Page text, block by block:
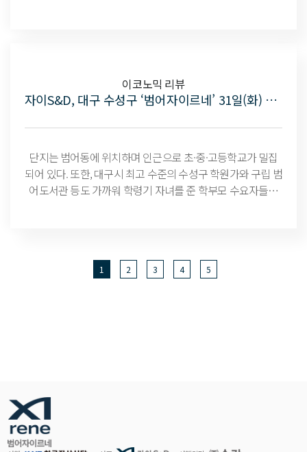
이코노믹 리뷰
자이S&D, 대구 수성구 ‘범어자이르네’ 31일(화) 1순위 청약
단지는 범어동에 위치하며 인근으로 초·중·고등학교가 밀집
되어 있다. 또한, 대구시 최고 수준의 수성구 학원가와 구립 범
어도서관 등도 가까워 학령기 자녀를 준 학부모 수요자들의
역 및 광역 이동이 용이하다. 아울러 대구 지하철 4호선(엑스
코선)이 예정되어 있으며, 지난 2월 국토부 기본계획 고시가
1 2 3 4 5